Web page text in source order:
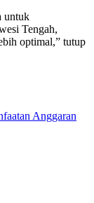
untuk
Tengah,
optimal,” tutup
Anggaran